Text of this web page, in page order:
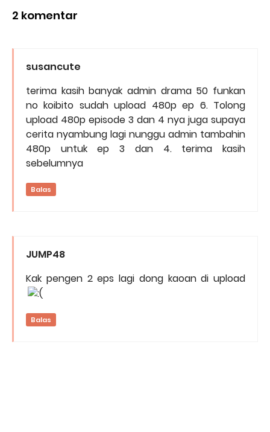
2 komentar
susancute
terima kasih banyak admin drama 50 funkan
no koibito sudah upload 480p ep 6. Tolong
upload 480p episode 3 dan 4 nya juga supaya
cerita nyambung lagi nunggu admin tambahin
480p untuk ep 3 dan 4. terima kasih
sebelumnya
Balas
JUMP48
Kak pengen 2 eps lagi dong kaoan di upload
Balas